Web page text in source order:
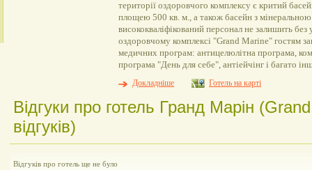
території оздоровчого комплексу є критий
площею 500 кв. м., а також басейн з
висококваліфікований персонал не залишить без
оздоровчому комплексі "Grand Marine" гостям
медичних програм: антицелюлітна програма,
програма "День для себе", антіейчінг і багато
Докладніше
Готель на карті
Відгуки про готель Гранд Марін
відгуків)
Відгуків про готель ще не було